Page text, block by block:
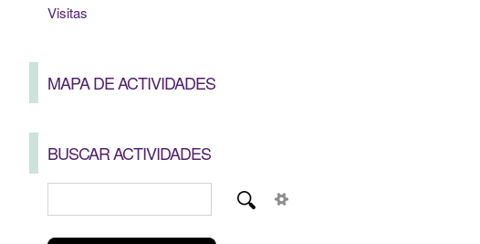
Visitas
MAPA DE ACTIVIDADES
BUSCAR ACTIVIDADES